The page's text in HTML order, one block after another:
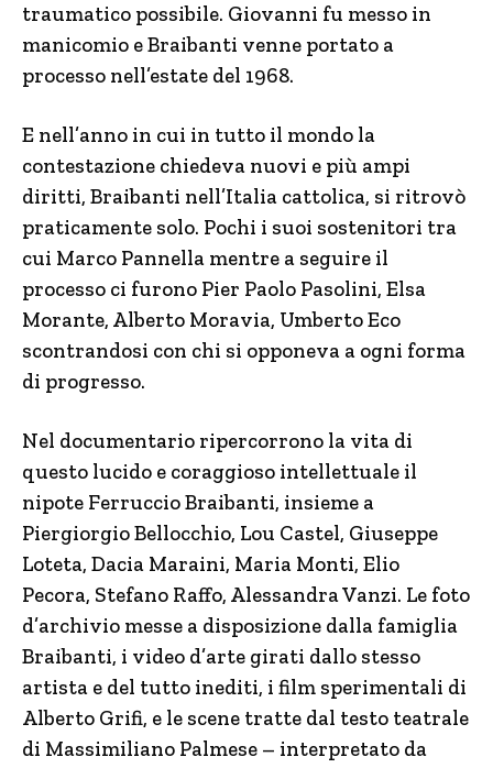
traumatico possibile. Giovanni fu messo in
manicomio e Braibanti venne portato a
processo nell’estate del 1968.
E nell’anno in cui in tutto il mondo la
contestazione chiedeva nuovi e più ampi
diritti, Braibanti nell’Italia cattolica, si ritrovò
praticamente solo. Pochi i suoi sostenitori tra
cui Marco Pannella mentre a seguire il
processo ci furono Pier Paolo Pasolini, Elsa
Morante, Alberto Moravia, Umberto Eco
scontrandosi con chi si opponeva a ogni forma
di progresso.
Nel documentario ripercorrono la vita di
questo lucido e coraggioso intellettuale il
nipote Ferruccio Braibanti, insieme a
Piergiorgio Bellocchio, Lou Castel, Giuseppe
Loteta, Dacia Maraini, Maria Monti, Elio
Pecora, Stefano Raffo, Alessandra Vanzi. Le foto
d’archivio messe a disposizione dalla famiglia
Braibanti, i video d’arte girati dallo stesso
artista e del tutto inediti, i film sperimentali di
Alberto Grifi, e le scene tratte dal testo teatrale
di Massimiliano Palmese – interpretato da